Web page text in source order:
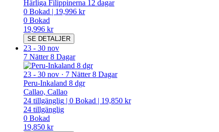
Härliga Filippinerna 12 dagar
0 Bokad | 19,996 kr
0 Bokad
19,996 kr
SE DETALJER
23 - 30 nov
7 Nätter 8 Dagar
23 - 30 nov · 7 Nätter 8 Dagar
Peru-Inkaland 8 dgr
Callao, Callao
24 tillgänglig | 0 Bokad | 19,850 kr
24 tillgänglig
0 Bokad
19,850 kr